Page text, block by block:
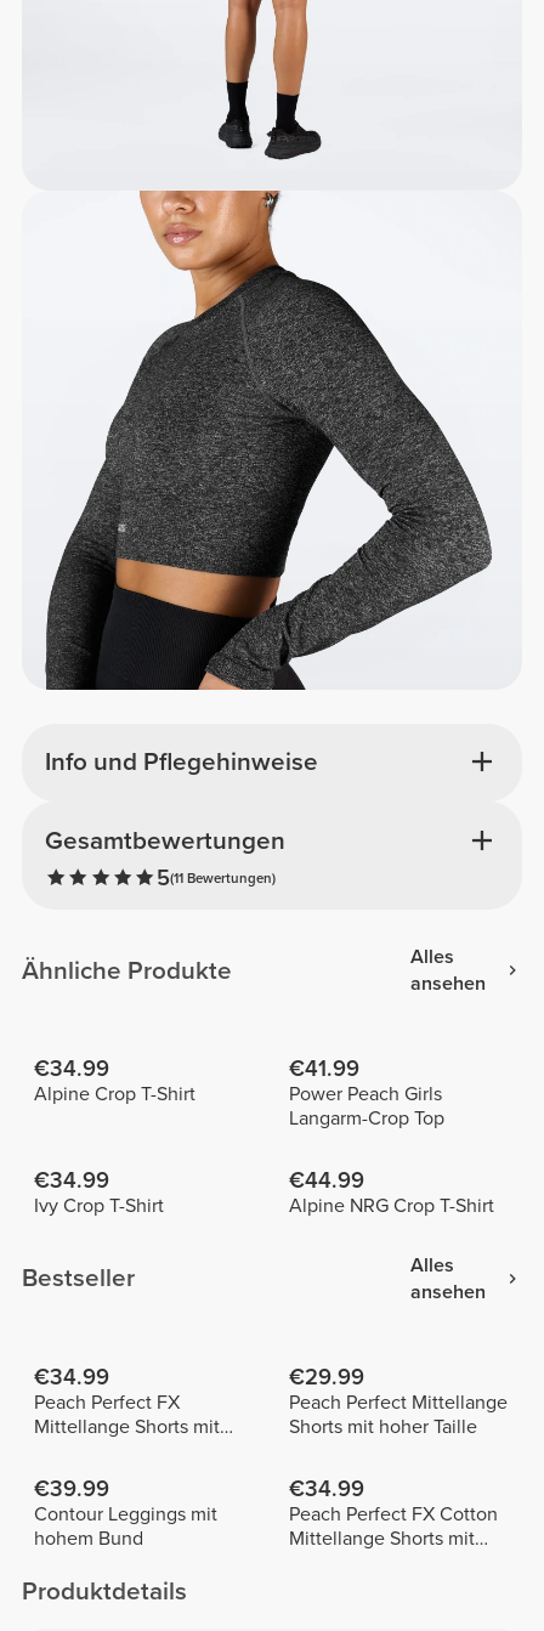
Info und Pflegehinweise
Gesamtbewertungen
5(11 Bewertungen)
Ähnliche Produkte
Alles
ansehen
€34.99
Alpine Crop T-Shirt
€41.99
Power Peach Girls
Langarm-Crop Top
€34.99
Ivy Crop T-Shirt
€44.99
Alpine NRG Crop T-Shirt
Bestseller
Alles
ansehen
€34.99
Peach Perfect FX
Mittellange Shorts mit
€29.99
Peach Perfect Mittellange
Shorts mit hoher Taille
€39.99
Contour Leggings mit
hohem Bund
€34.99
Peach Perfect FX Cotton
Mittellange Shorts mit
Produktdetails